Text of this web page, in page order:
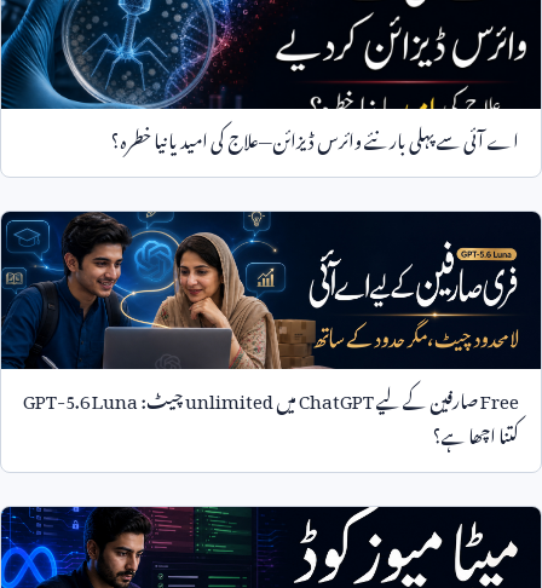
اے آئی سے پہلی بار نئے وائرس ڈیزائن—علاج کی امید یا نیا خطرہ؟
Freeصارفین کے لیےChatGPTمیںunlimitedچیٹ:GPT-5.6 Luna
کتنا اچھا ہے؟